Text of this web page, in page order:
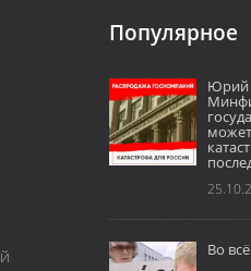
Популярное
Юрий